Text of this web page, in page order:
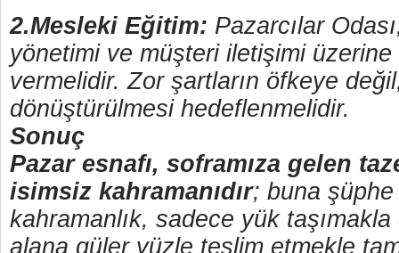
2.Mesleki Eğitim: Pazarcılar
yönetimi ve müşteri iletişimi üzerine
vermelidir. Zor şartların öfkeye
dönüştürülmesi hedeflenmelidir.
Sonuç
Pazar esnafı, soframıza gelen
isimsiz kahramanıdır; buna
kahramanlık, sadece yük
alana güler yüzle teslim etmekle